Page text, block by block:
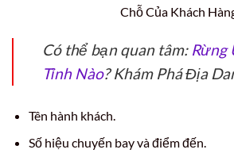
Chỗ Của Khách
Có thể bạn quan tâm: Rừng
Tỉnh Nào? Khám Phá Địa
Tên hành khách.
Số hiệu chuyến bay và điểm đến.